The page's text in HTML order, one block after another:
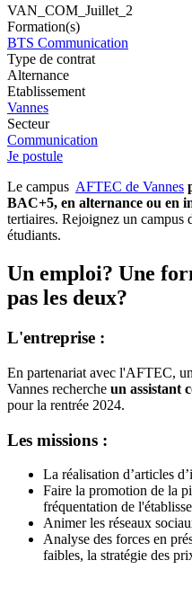
VAN_COM_Juillet_2
Formation(s)
BTS Communication
Type de contrat
Alternance
Etablissement
Vannes
Secteur
Communication
Je postule
Le campus AFTEC de Vannes
BAC+5, en alternance ou en
tertiaires. Rejoignez un campus
étudiants.
Un emploi? Une
pas les deux?
L'entreprise :
En partenariat avec l'AFTEC,
Vannes recherche un assistant
pour la rentrée 2024.
Les missions :
La réalisation d’articles
Faire la promotion de la
fréquentation de
Animer les réseaux
Analyse des forces en
faibles, la stratégie des